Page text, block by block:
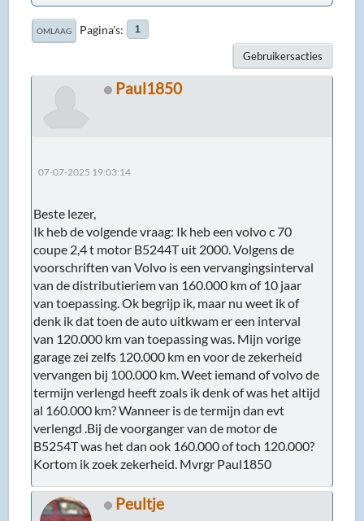
OMLAAG Pagina's 1
Gebruikersacties
Paul1850
07-07-2025 19:03:14
Beste lezer,
Ik heb de volgende vraag: Ik heb een volvo c 70
coupe 2,4 t motor B5244T uit 2000. Volgens de
voorschriften van Volvo is een vervangingsinterval
van de distributieriem van 160.000 km of 10 jaar
van toepassing. Ok begrijp ik, maar nu weet ik of
denk ik dat toen de auto uitkwam er een interval
van 120.000 km van toepassing was. Mijn vorige
garage zei zelfs 120.000 km en voor de zekerheid
vervangen bij 100.000 km. Weet iemand of volvo de
termijn verlengd heeft zoals ik denk of was het altijd
al 160.000 km? Wanneer is de termijn dan evt
verlengd .Bij de voorganger van de motor de
B5254T was het dan ook 160.000 of toch 120.000?
Kortom ik zoek zekerheid. Mvrgr Paul1850
Peultje